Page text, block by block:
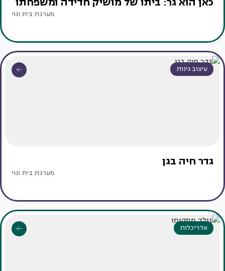
מערכת בית ונוי
עיצוב גינות
גדר חיה בגן
מערכת בית ונוי
אדריכלות